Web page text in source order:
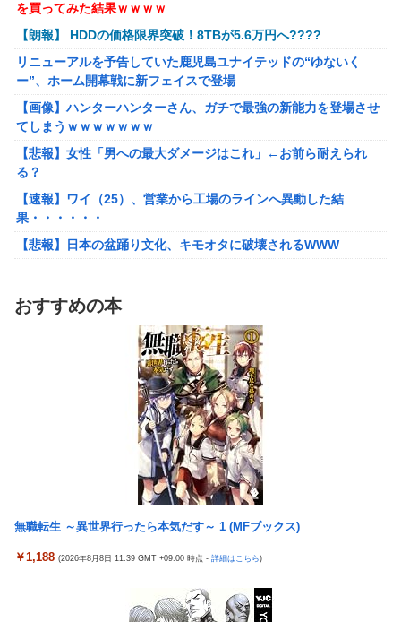
【にじさんじ】石神がミームを堪能しとる
【悲報】太鼓の達人、お馴染みのフォントの使用料が年間6万か
ら年間320万になったので変更に
フリマ民「あと500円値下げ出来ませんか」ワイ「ほ～い購入
ｗ」
【動画】甲子園の女性審判、大誤審で炎上
【画像】女さん、ミニ過ぎる浴衣を着た写真を投稿して叩かれる
ｗｗｗｗ
【悲報】坂口杏里を家に住ませてあげた結果ｗｗｗｗ
【朗報】Vtuber界、新たなる『弱男の姫』が爆誕ｗｗｗｗｗｗｗ
ｗｗｗｗ
【悲報】30代女性「クソッ！特殊詐欺でお金取られた…」
「FF10の名シーン」←思い浮かべたもの
台風13号のルート、ほぼ確定する
TBS新人アナ ブラチラ、お尻くっきり、Y字開脚！！
【重音テト】コナミデフォルメフィギュア「重音テト 通常衣装
Ver.」「重音テト SV衣装Ver.」【彩色原型公開】
ホビーサクラ「真の点P 私服Ver.」美少女フィギュア【予約開
【宇崎ちゃんは遊びたい！】BiCute Bunnies Figure「宇崎花」
「宇崎月」メタリックパープルver. プライズフィギュア【ラウン
ドワン限定で展開決定】
だわ！
を買ってみた結果ｗｗｗｗ
【朗報】 HDDの価格限界突破！8TBが5.6万円へ????
リニューアルを予告していた鹿児島ユナイテッドの“ゆないく
ー”、ホーム開幕戦に新フェイスで登場
【画像】ハンターハンターさん、ガチで最強の新能力を登場させ
てしまうｗｗｗｗｗｗｗ
【悲報】女性「男への最大ダメージはこれ」←お前ら耐えられ
る？
【速報】ワイ（25）、営業から工場のラインへ異動した結
果・・・・・・
【悲報】日本の盆踊り文化、キモオタに破壊されるWWW
【艦これ】でもイベントのたびに思うんだ 空母機動部隊ってクソ
【艦これ】ひみつの通り道 他
【艦これ】ナマケモノアガノウサギ 他
ジャングリア沖縄「3万円です」←ディズニー超えの強気価格ｗ
佐藤二朗、橋本愛との騒動で主演映画が完全白紙へｗｗｗｗｗ
ひろゆき「出馬する気ないから話さなかった」妻「それでも不誠
実だろ」→離婚協議へｗｗｗｗｗ
大竹しのぶ「戦争放棄の国であり続けよう」←この投稿が話題に
【悲報】瀬戸環奈がスタイルよすぎて一般男性が隣に並ぶとチン
女芸人の吉住さん（36）メイクしたら普通に美人の部類だったと
おすすめの本
無職転生 ～異世界行ったら本気だす～ 1 (MFブックス)
￥1,188 (2026年8月8日 11:39 GMT +09:00 時点 - 詳細はこちら)